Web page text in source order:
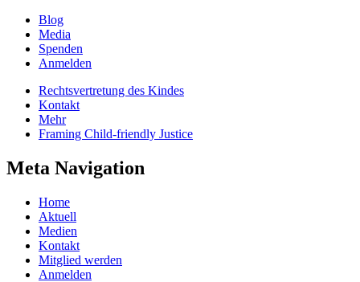
Blog
Media
Spenden
Anmelden
Rechtsvertretung des Kindes
Kontakt
Mehr
Framing Child-friendly Justice
Meta Navigation
Home
Aktuell
Medien
Kontakt
Mitglied werden
Anmelden